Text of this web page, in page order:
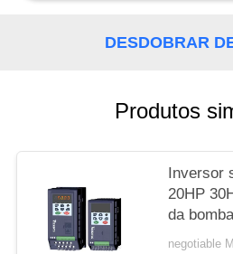
PRIVACIDADE
DESDOBRAR
Produtos
Inversor
20HP
da
negotiable